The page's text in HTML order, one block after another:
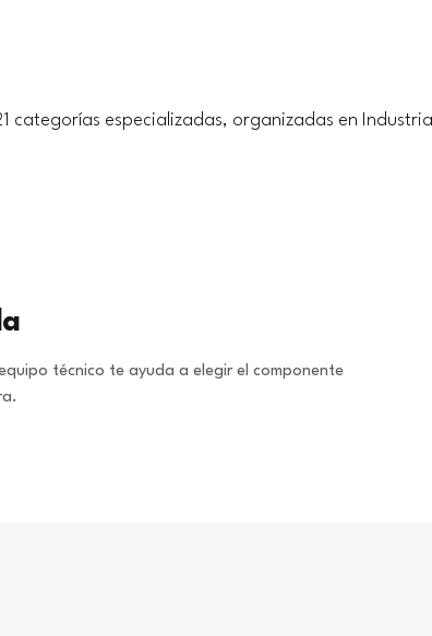
categorías especializadas, organizadas en
técnico te ayuda a elegir el componente